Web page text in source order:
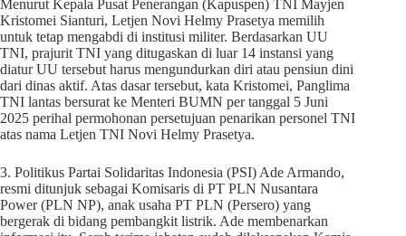
Menurut Kepala Pusat Penerangan (Kapuspen) TNI Mayjen
Kristomei Sianturi, Letjen Novi Helmy Prasetya memilih
untuk tetap mengabdi di institusi militer. Berdasarkan UU
TNI, prajurit TNI yang ditugaskan di luar 14 instansi yang
diatur UU tersebut harus mengundurkan diri atau pensiun dini
dari dinas aktif. Atas dasar tersebut, kata Kristomei, Panglima
TNI lantas bersurat ke Menteri BUMN per tanggal 5 Juni
2025 perihal permohonan persetujuan penarikan personel TNI
atas nama Letjen TNI Novi Helmy Prasetya.
3. Politikus Partai Solidaritas Indonesia (PSI) Ade Armando,
resmi ditunjuk sebagai Komisaris di PT PLN Nusantara
Power (PLN NP), anak usaha PT PLN (Persero) yang
bergerak di bidang pembangkit listrik. Ade membenarkan